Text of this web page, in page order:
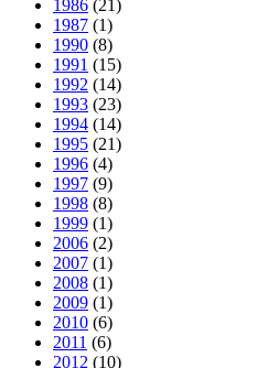
1986 (21)
1987 (1)
1990 (8)
1991 (15)
1992 (14)
1993 (23)
1994 (14)
1995 (21)
1996 (4)
1997 (9)
1998 (8)
1999 (1)
2006 (2)
2007 (1)
2008 (1)
2009 (1)
2010 (6)
2011 (6)
2012 (10)